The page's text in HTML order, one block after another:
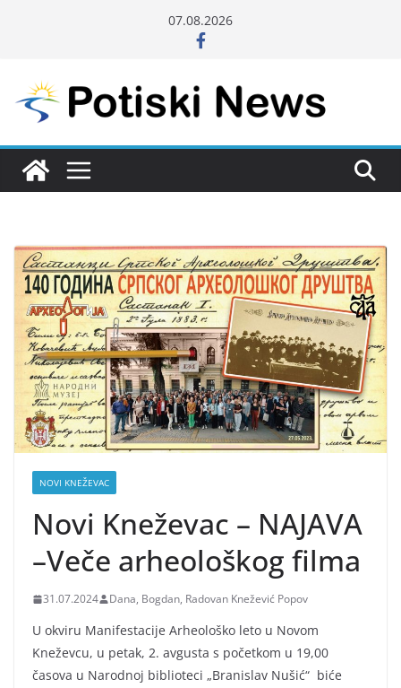
07.08.2026
NOVI KNEŽEVAC
Novi Kneževac – NAJAVA
–Veče arheološkog filma
31.07.2024 Dana, Bogdan, Radovan Knežević Popov
U okviru Manifestacije Arheološko leto u Novom
Kneževcu, u petak, 2. avgusta s početkom u 19,00
časova u Narodnoj biblioteci „Branislav Nušić“ biće